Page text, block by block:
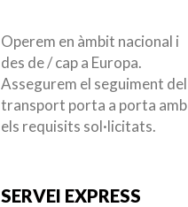
Operem en àmbit nacional i
des de / cap a Europa.
Assegurem el seguiment del
transport porta a porta amb
els requisits sol·licitats.
SERVEI EXPRESS